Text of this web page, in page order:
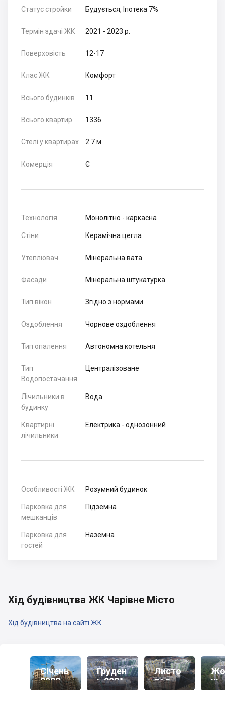
Статус стройки Будується, Іпотека 7%
Термін здачі ЖК 2021 - 2023 р.
Поверховість 12-17
Клас ЖК Комфорт
Всього будинків 11
Всього квартир 1336
Стелі у квартирах 2.7 м
Комерція Є
Технологія Монолітно - каркасна
Стіни Керамічна цегла
Утеплювач Мінеральна вата
Фасади Мінеральна штукатурка
Тип вікон Згідно з нормами
Оздоблення Чорнове оздоблення
Тип опалення Автономна котельня
Тип
Водопостачання
Централізоване
Лічильники в
будинку
Вода
Квартирні
лічильники
Електрика - однозонний
Особливості ЖК Розумний будинок
Парковка для
мешканців
Підземна
Парковка для
гостей
Наземна
Хід будівництва ЖК Чарівне Місто
Хід будівництва на сайті ЖК
Січень
2022
Груден
Ь 2021
Листо
Пад
2021
Нь